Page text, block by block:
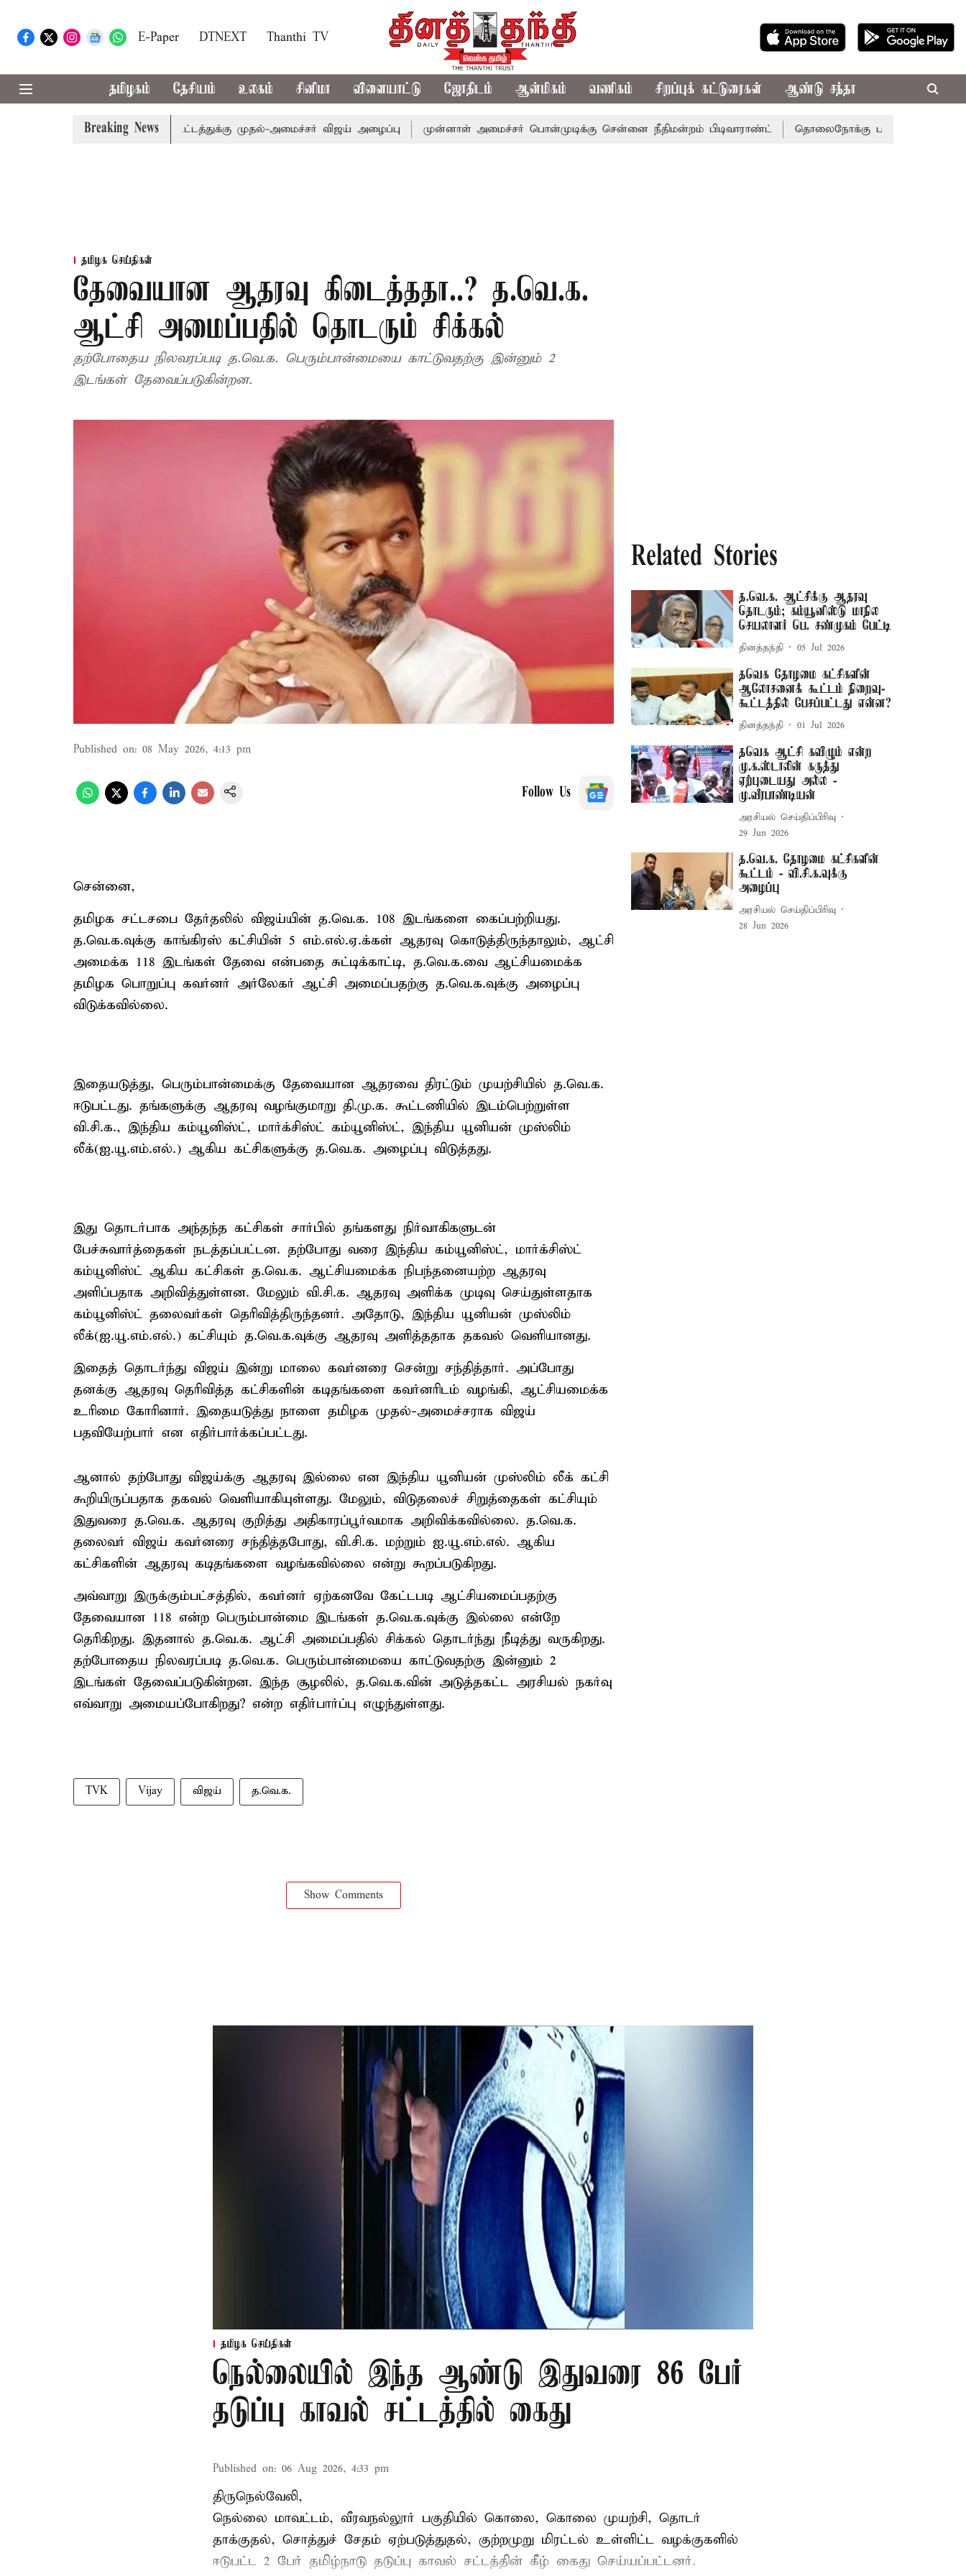
E-Paper DTNEXT Thanthi TV
தமிழகம் தேசியம் உலகம் சினிமா விளையாட்டு ஜோதிடம் ஆன்மிகம் வணிகம் சிறப்புக் கட்டுரைகள் ஆண்டு சந்தா
Breaking News
விவகாரம்: எம்.பி.க்கள் கூட்டத்துக்கு முதல்-அமைச்சர் விஜய் அழைப்பு முன்னாள் அமைச்சர் பொன்முடிக்கு சென்னை நீதிமன்றம் பிடிவாராண்ட் தொலைநோக்கு பார்வையுடன் கூடிய
தமிழக செய்திகள்
தேவையான ஆதரவு கிடைத்ததா..? த.வெ.க.
ஆட்சி அமைப்பதில் தொடரும் சிக்கல்
தற்போதைய நிலவரப்படி த.வெ.க. பெரும்பான்மையை காட்டுவதற்கு இன்னும் 2
இடங்கள் தேவைப்படுகின்றன.
Published on: 08 May 2026, 4:13 pm
Follow Us
சென்னை,
தமிழக சட்டசபை தேர்தலில் விஜய்யின் த.வெ.க. 108 இடங்களை கைப்பற்றியது.
த.வெ.க.வுக்கு காங்கிரஸ் கட்சியின் 5 எம்.எல்.ஏ.க்கள் ஆதரவு கொடுத்திருந்தாலும், ஆட்சி
அமைக்க 118 இடங்கள் தேவை என்பதை சுட்டிக்காட்டி, த.வெ.க.வை ஆட்சியமைக்க
தமிழக பொறுப்பு கவர்னர் அர்லேகர் ஆட்சி அமைப்பதற்கு த.வெ.க.வுக்கு அழைப்பு
விடுக்கவில்லை.
இதையடுத்து, பெரும்பான்மைக்கு தேவையான ஆதரவை திரட்டும் முயற்சியில் த.வெ.க.
ஈடுபட்டது. தங்களுக்கு ஆதரவு வழங்குமாறு தி.மு.க. கூட்டணியில் இடம்பெற்றுள்ள
வி.சி.க., இந்திய கம்யூனிஸ்ட், மார்க்சிஸ்ட் கம்யூனிஸ்ட், இந்திய யூனியன் முஸ்லிம்
லீக்(ஐ.யூ.எம்.எல்.) ஆகிய கட்சிகளுக்கு த.வெ.க. அழைப்பு விடுத்தது.
இது தொடர்பாக அந்தந்த கட்சிகள் சார்பில் தங்களது நிர்வாகிகளுடன்
பேச்சுவார்த்தைகள் நடத்தப்பட்டன. தற்போது வரை இந்திய கம்யூனிஸ்ட், மார்க்சிஸ்ட்
கம்யூனிஸ்ட் ஆகிய கட்சிகள் த.வெ.க. ஆட்சியமைக்க நிபந்தனையற்ற ஆதரவு
அளிப்பதாக அறிவித்துள்ளன. மேலும் வி.சி.க. ஆதரவு அளிக்க முடிவு செய்துள்ளதாக
கம்யூனிஸ்ட் தலைவர்கள் தெரிவித்திருந்தனர். அதோடு, இந்திய யூனியன் முஸ்லிம்
லீக்(ஐ.யூ.எம்.எல்.) கட்சியும் த.வெ.க.வுக்கு ஆதரவு அளித்ததாக தகவல் வெளியானது.
இதைத் தொடர்ந்து விஜய் இன்று மாலை கவர்னரை சென்று சந்தித்தார். அப்போது
தனக்கு ஆதரவு தெரிவித்த கட்சிகளின் கடிதங்களை கவர்னரிடம் வழங்கி, ஆட்சியமைக்க
உரிமை கோரினார். இதையடுத்து நாளை தமிழக முதல்-அமைச்சராக விஜய்
பதவியேற்பார் என எதிர்பார்க்கப்பட்டது.
ஆனால் தற்போது விஜய்க்கு ஆதரவு இல்லை என இந்திய யூனியன் முஸ்லிம் லீக் கட்சி
கூறியிருப்பதாக தகவல் வெளியாகியுள்ளது. மேலும், விடுதலைச் சிறுத்தைகள் கட்சியும்
இதுவரை த.வெ.க. ஆதரவு குறித்து அதிகாரப்பூர்வமாக அறிவிக்கவில்லை. த.வெ.க.
தலைவர் விஜய் கவர்னரை சந்தித்தபோது, வி.சி.க. மற்றும் ஐ.யூ.எம்.எல். ஆகிய
கட்சிகளின் ஆதரவு கடிதங்களை வழங்கவில்லை என்று கூறப்படுகிறது.
அவ்வாறு இருக்கும்பட்சத்தில், கவர்னர் ஏற்கனவே கேட்டபடி ஆட்சியமைப்பதற்கு
தேவையான 118 என்ற பெரும்பான்மை இடங்கள் த.வெ.க.வுக்கு இல்லை என்றே
தெரிகிறது. இதனால் த.வெ.க. ஆட்சி அமைப்பதில் சிக்கல் தொடர்ந்து நீடித்து வருகிறது.
தற்போதைய நிலவரப்படி த.வெ.க. பெரும்பான்மையை காட்டுவதற்கு இன்னும் 2
இடங்கள் தேவைப்படுகின்றன. இந்த சூழலில், த.வெ.க.வின் அடுத்தகட்ட அரசியல் நகர்வு
எவ்வாறு அமையப்போகிறது? என்ற எதிர்பார்ப்பு எழுந்துள்ளது.
TVK Vijay விஜய் த.வெ.க.
Show Comments
Related Stories
த.வெ.க. ஆட்சிக்கு ஆதரவு
தொடரும்; கம்யூனிஸ்டு மாநில
செயலாளர் பெ. சண்முகம் பேட்டி
தினத்தந்தி 05 Jul 2026
தவெக தோழமை கட்சிகளின்
ஆலோசனைக் கூட்டம் நிறைவு-
கூட்டத்தில் பேசப்பட்டது என்ன?
தினத்தந்தி 01 Jul 2026
தவெக ஆட்சி கவிழும் என்ற
மு.க.ஸ்டாலின் கருத்து
ஏற்புடையது அல்ல -
மு.வீரபாண்டியன்
அரசியல் செய்திப்பிரிவு
29 Jun 2026
த.வெ.க. தோழமை கட்சிகளின்
கூட்டம் - வி.சி.க.வுக்கு
அழைப்பு
அரசியல் செய்திப்பிரிவு
28 Jun 2026
தமிழக செய்திகள்
நெல்லையில் இந்த ஆண்டு இதுவரை 86 பேர்
தடுப்பு காவல் சட்டத்தில் கைது
Published on: 06 Aug 2026, 4:33 pm
திருநெல்வேலி,
நெல்லை மாவட்டம், வீரவநல்லூர் பகுதியில் கொலை, கொலை முயற்சி, தொடர்
தாக்குதல், சொத்துச் சேதம் ஏற்படுத்துதல், குற்றமுறு மிரட்டல் உள்ளிட்ட வழக்குகளில்
ஈடுபட்ட 2 பேர் தமிழ்நாடு தடுப்பு காவல் சட்டத்தின் கீழ் கைது செய்யப்பட்டனர்.